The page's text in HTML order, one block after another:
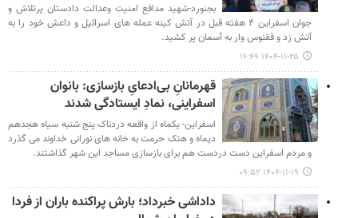
بجنورد-شهید مدافع امنیت وعدالت دادستان پرتلاش و
جوان اسفراین ۴ هفته قبل در آتش کینه عمله های اسرائیل و داعش خود را به
آتش زد و ققنوس وار به آسمان پر کشید.
۱۴۰۴-۱۱-۲۵ ۱۶:۴۹
قهرمانانِ بی‌ادعایِ بازسازی: بانوان
اسفراینی، نمادِ ایستادگی شدند
اسفراین- یکماه از واقعه دردناک پنج شنبه سیاه هجدهم
دیماه و هتک حرمت به خانه های نورانی خداوند می گذرد
و مردم اسفراین دست دردست هم برای بازسازی مساجد این شهر گذاشتند.
۱۴۰۴-۱۱-۱۹ ۰۹:۵۲
داداشی خبرداد؛ بارش پراکنده باران از فردا